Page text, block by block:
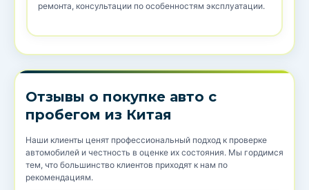
ремонта, консультации по особенностям эксплуатации.
Отзывы о покупке авто с
пробегом из Китая
Наши клиенты ценят профессиональный подход к проверке
автомобилей и честность в оценке их состояния. Мы гордимся
тем, что большинство клиентов приходят к нам по
рекомендациям.